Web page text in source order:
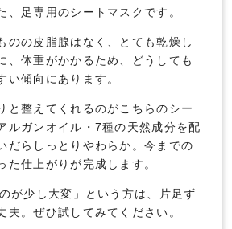
、足専用のシートマスクです。
のの皮脂腺はなく、とても乾燥し
、体重がかかるため、どうしても
い傾向にあります。
と整えてくれるのがこちらのシー
ルガンオイル・7種の天然成分を配
だらしっとりやわらか。今までの
た仕上がりが完成します。
が少し大変」という方は、片足ず
夫。ぜひ試してみてください。